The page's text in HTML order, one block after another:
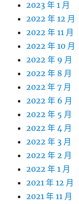
2023 年 1 月
2022 年 12 月
2022 年 11 月
2022 年 10 月
2022 年 9 月
2022 年 8 月
2022 年 7 月
2022 年 6 月
2022 年 5 月
2022 年 4 月
2022 年 3 月
2022 年 2 月
2022 年 1 月
2021 年 12 月
2021 年 11 月